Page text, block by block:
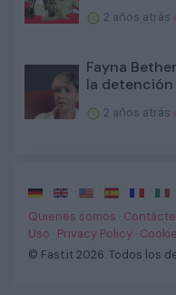
2 años atrás
Fayna
la detención
2 años atrás
· · · · ·
Quienes somos ·
Uso · Privacy Policy ·
© Fast.it 2026. Todos los